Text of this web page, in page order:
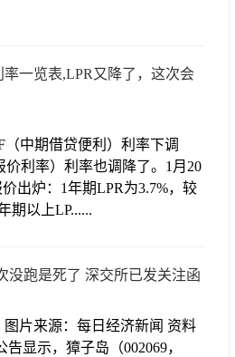
率一览表,LPR又降了，这次会
中期借贷便利）利率下调
价利率）利率也调降了。1月20
出炉：1年期LPR为3.7%，较
期以上LP......
没跑是死了 深交所已发关注函
片来源：每日经济新闻 资料
示，獐子岛（002069，